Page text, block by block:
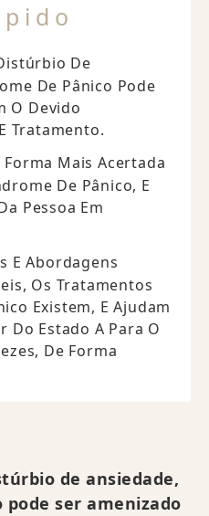
De
De Pânico Pode
O Devido
Tratamento.
Mais Acertada
De Pânico, E
Pessoa Em
E Abordagens
Os Tratamentos
Existem, E Ajudam
Do Estado A Para O
De Forma
de ansiedade,
ser amenizado